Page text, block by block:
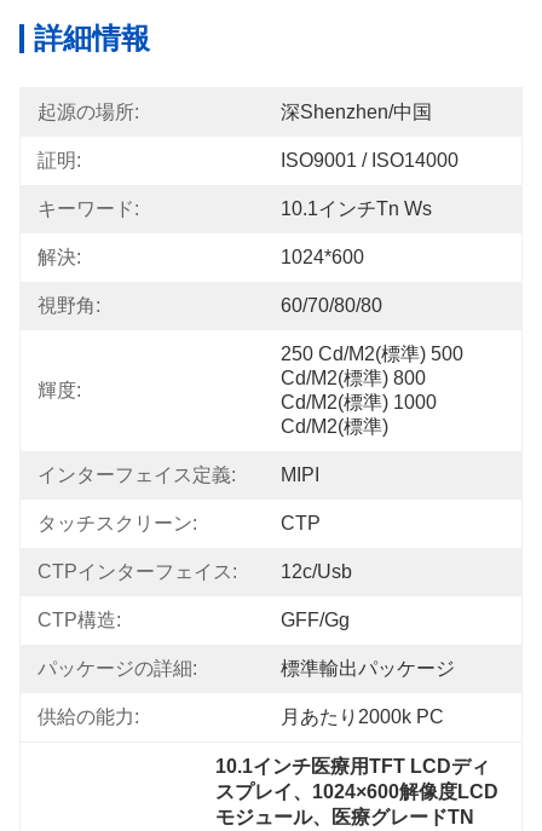
詳細情報
起源の場所: 深Shenzhen/中国
証明: ISO9001 / ISO14000
キーワード: 10.1インチtn Ws
解決: 1024*600
視野角: 60/70/80/80
輝度:
250 Cd/m2(標準) 500
Cd/m2(標準) 800
Cd/m2(標準) 1000
Cd/m2(標準)
インターフェイス定義: MIPI
タッチスクリーン: CTP
CTPインターフェイス: 12c/usb
CTP構造: GFF/gg
パッケージの詳細: 標準輸出パッケージ
供給の能力: 月あたり2000k PC
10.1インチ医療用TFT LCDディ
スプレイ、1024×600解像度LCD
モジュール、医療グレードTN